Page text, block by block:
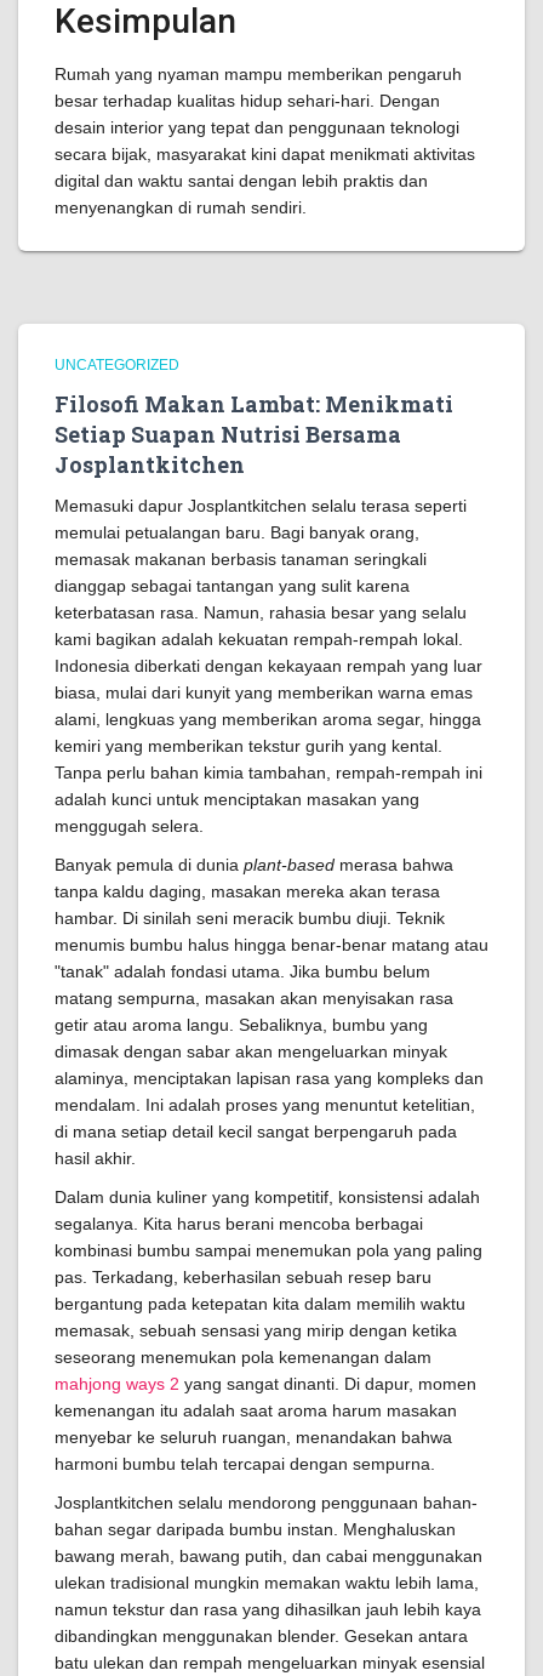
Kesimpulan
Rumah yang nyaman mampu memberikan pengaruh
besar terhadap kualitas hidup sehari-hari. Dengan
desain interior yang tepat dan penggunaan teknologi
secara bijak, masyarakat kini dapat menikmati aktivitas
digital dan waktu santai dengan lebih praktis dan
menyenangkan di rumah sendiri.
UNCATEGORIZED
Filosofi Makan Lambat: Menikmati
Setiap Suapan Nutrisi Bersama
Josplantkitchen
Memasuki dapur Josplantkitchen selalu terasa seperti
memulai petualangan baru. Bagi banyak orang,
memasak makanan berbasis tanaman seringkali
dianggap sebagai tantangan yang sulit karena
keterbatasan rasa. Namun, rahasia besar yang selalu
kami bagikan adalah kekuatan rempah-rempah lokal.
Indonesia diberkati dengan kekayaan rempah yang luar
biasa, mulai dari kunyit yang memberikan warna emas
alami, lengkuas yang memberikan aroma segar, hingga
kemiri yang memberikan tekstur gurih yang kental.
Tanpa perlu bahan kimia tambahan, rempah-rempah ini
adalah kunci untuk menciptakan masakan yang
menggugah selera.
Banyak pemula di dunia plant-based merasa bahwa
tanpa kaldu daging, masakan mereka akan terasa
hambar. Di sinilah seni meracik bumbu diuji. Teknik
menumis bumbu halus hingga benar-benar matang atau
"tanak" adalah fondasi utama. Jika bumbu belum
matang sempurna, masakan akan menyisakan rasa
getir atau aroma langu. Sebaliknya, bumbu yang
dimasak dengan sabar akan mengeluarkan minyak
alaminya, menciptakan lapisan rasa yang kompleks dan
mendalam. Ini adalah proses yang menuntut ketelitian,
di mana setiap detail kecil sangat berpengaruh pada
hasil akhir.
Dalam dunia kuliner yang kompetitif, konsistensi adalah
segalanya. Kita harus berani mencoba berbagai
kombinasi bumbu sampai menemukan pola yang paling
pas. Terkadang, keberhasilan sebuah resep baru
bergantung pada ketepatan kita dalam memilih waktu
memasak, sebuah sensasi yang mirip dengan ketika
seseorang menemukan pola kemenangan dalam
mahjong ways 2 yang sangat dinanti. Di dapur, momen
kemenangan itu adalah saat aroma harum masakan
menyebar ke seluruh ruangan, menandakan bahwa
harmoni bumbu telah tercapai dengan sempurna.
Josplantkitchen selalu mendorong penggunaan bahan-
bahan segar daripada bumbu instan. Menghaluskan
bawang merah, bawang putih, dan cabai menggunakan
ulekan tradisional mungkin memakan waktu lebih lama,
namun tekstur dan rasa yang dihasilkan jauh lebih kaya
dibandingkan menggunakan blender. Gesekan antara
batu ulekan dan rempah mengeluarkan minyak esensial